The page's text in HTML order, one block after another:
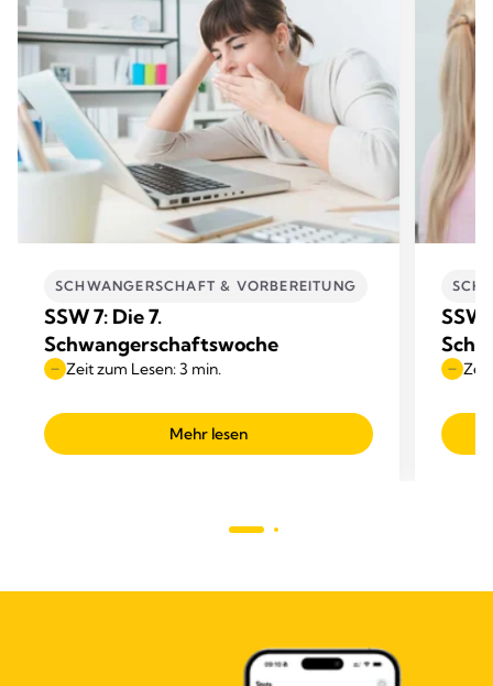
SCHWANGERSCHAFT & VORBEREITUNG
SSW 7: Die 7.
Schwangerschaftswoche
Zeit zum Lesen: 3 min.
Mehr lesen
SSW
Zeit